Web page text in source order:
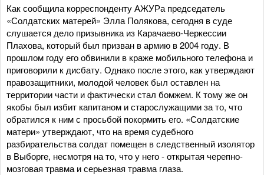
Как сообщила корреспонденту АЖУРа председатель
«Солдатских матерей» Элла Полякова, сегодня в суде
слушается дело призывника из Карачаево-Черкессии
Плахова, который был призван в армию в 2004 году. В
прошлом году его обвинили в краже мобильного телефона и
приговорили к дисбату. Однако после этого, как утверждают
правозащитники, молодой человек был оставлен на
территории части и фактически стал бомжем. К тому же он
якобы был избит капитаном и старослужащими за то, что
обратился к ним с просьбой покормить его. «Солдатские
матери» утверждают, что на время судебного
разбирательства солдат помещен в следственный изолятор
в Выборге, несмотря на то, что у него - открытая черепно-
мозговая травма и серьезная травма глаза.